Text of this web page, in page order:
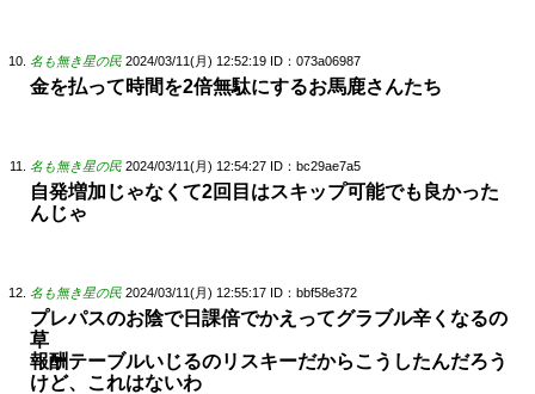
名も無き星の民 2024/03/11(月) 12:52:19 ID：073a06987
金を払って時間を2倍無駄にするお馬鹿さんたち
名も無き星の民 2024/03/11(月) 12:54:27 ID：bc29ae7a5
自発増加じゃなくて2回目はスキップ可能でも良かった
んじゃ
名も無き星の民 2024/03/11(月) 12:55:17 ID：bbf58e372
プレパスのお陰で日課倍でかえってグラブル辛くなるの
草
報酬テーブルいじるのリスキーだからこうしたんだろう
けど、これはないわ